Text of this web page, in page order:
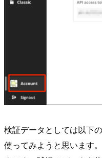
検証データとしては以下
使ってみようと思います